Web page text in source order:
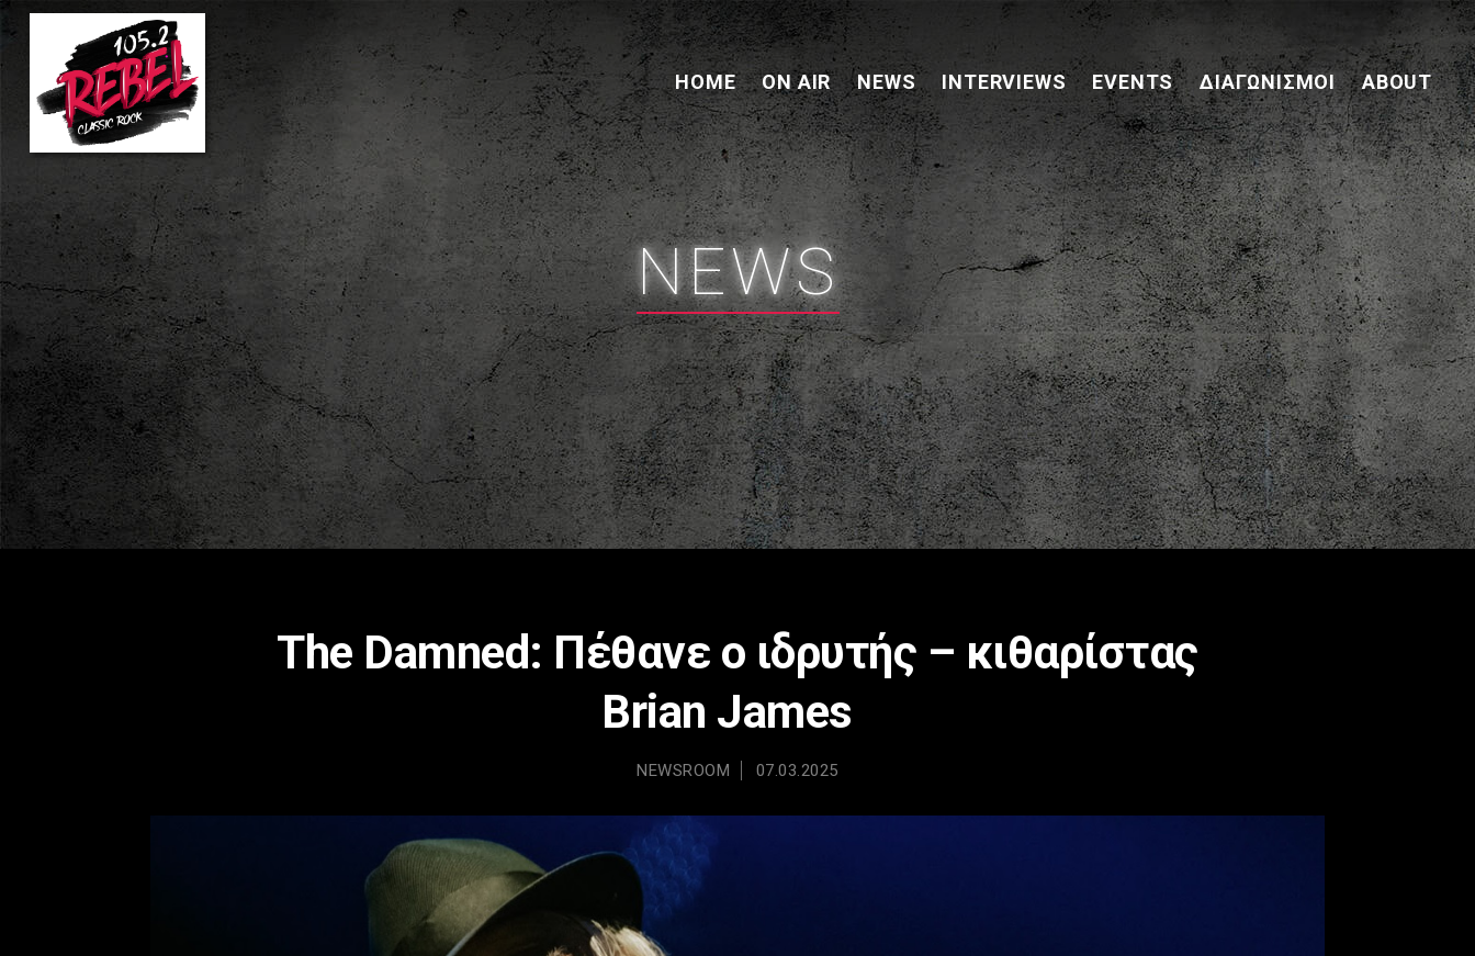
HOME ON AIR NEWS INTERVIEWS EVENTS ΔΙΑΓΩΝΙΣΜΟΊ ABOUT
NEWS
Τhe Damned: Πέθανε ο ιδρυτής – κιθαρίστας
Brian James
NEWSROOM 07.03.2025